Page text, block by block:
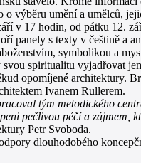
výběru umění a umělců,
v 17 hodin, od pátku 12.
panely s texty v češtině a
symbolikou a
spiritualitu vyjadřovat
opomíjené architektury.
Ivanem Rullerem.
tým metodického
pečlivou péčí a zájmem,
Petr Svoboda.
dlouhodobého